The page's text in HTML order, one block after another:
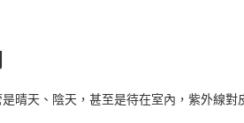
晴天、陰天，甚至是待在室內，紫外線對